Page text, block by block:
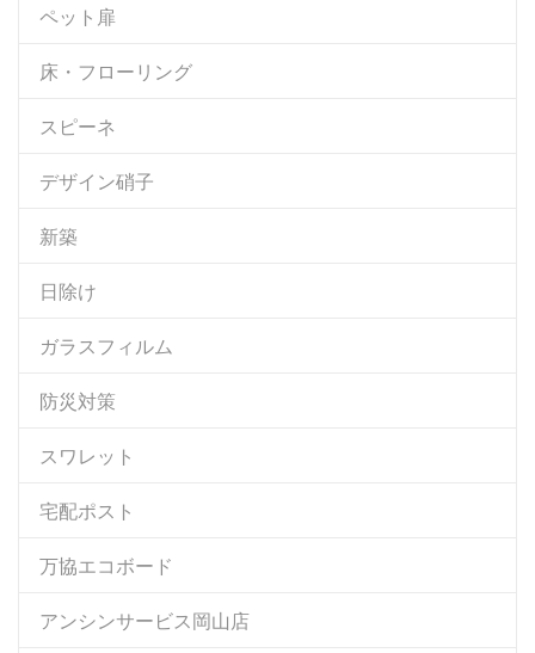
ペット扉
床・フローリング
スピーネ
デザイン硝子
新築
日除け
ガラスフィルム
防災対策
スワレット
宅配ポスト
万協エコボード
アンシンサービス岡山店